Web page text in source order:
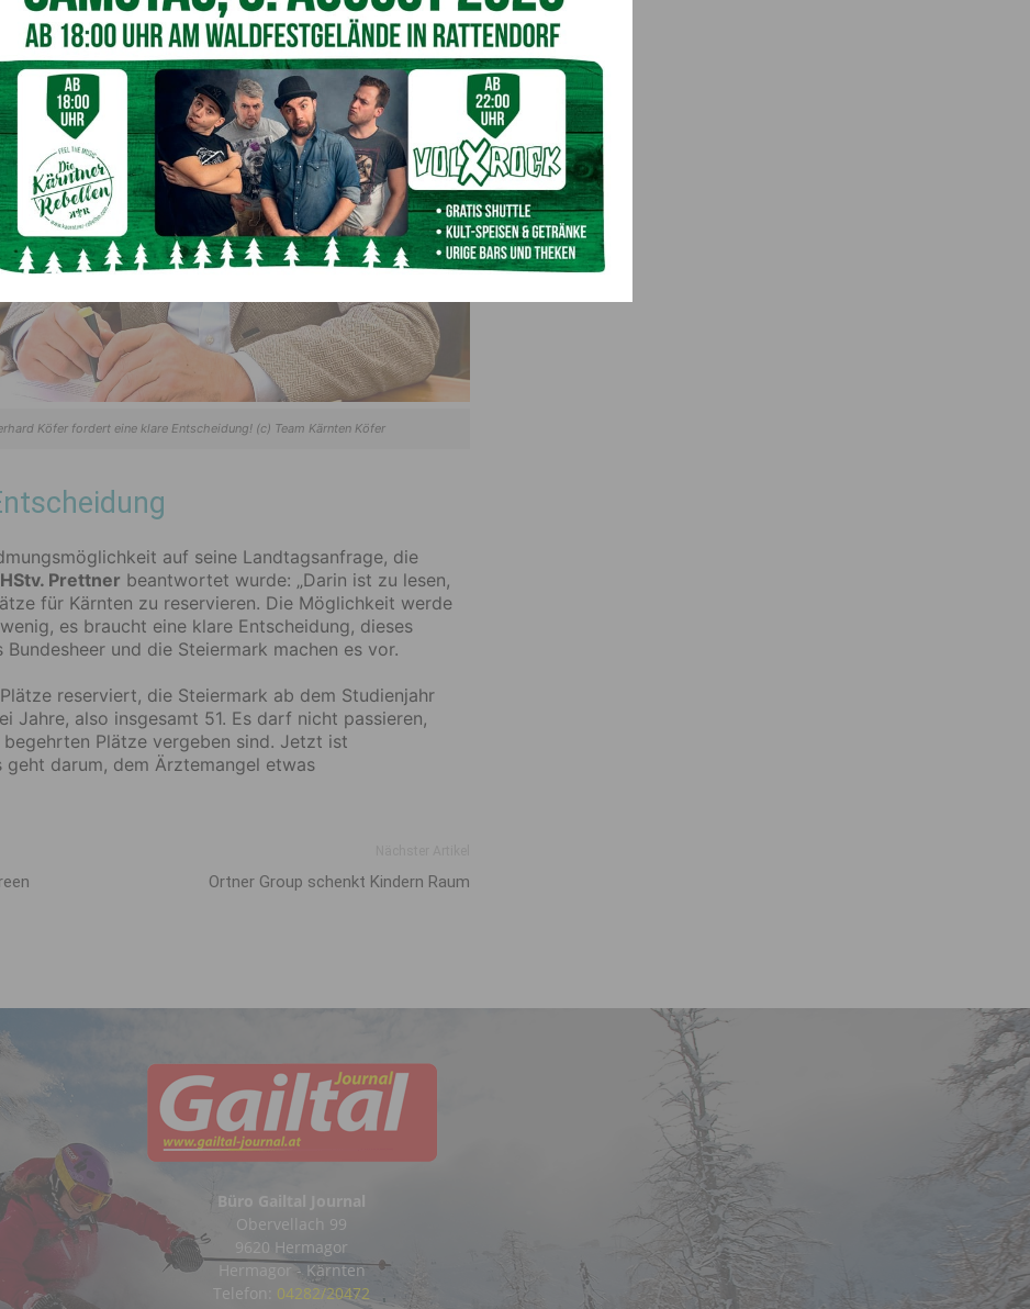
Köfer fordert eine klare Entscheidung! (c) Team Kärnten Köfer
auf seine Landtagsanfrage, die
Prettner beantwortet wurde: „Darin ist zu lesen,
für Kärnten zu reservieren. Die Möglichkeit werde
es braucht eine klare Entscheidung, dieses
und die Steiermark machen es vor.
reserviert, die Steiermark ab dem Studienjahr
Jahre, also insgesamt 51. Es darf nicht passieren,
Plätze vergeben sind. Jetzt ist
darum, dem Ärztemangel etwas
Ortner Group schenkt Kindern Raum
Büro Gailtal Journal
Obervellach 99
9620 Hermagor
Hermagor - Kärnten
Telefon: 04282/20472